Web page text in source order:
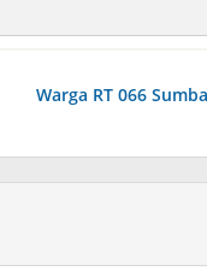
Warga RT 066